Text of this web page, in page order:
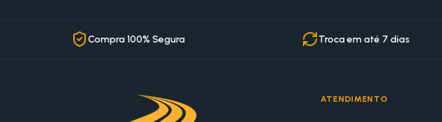
Compra 100% Segura Troca em até 7 dias
ATENDIMENTO